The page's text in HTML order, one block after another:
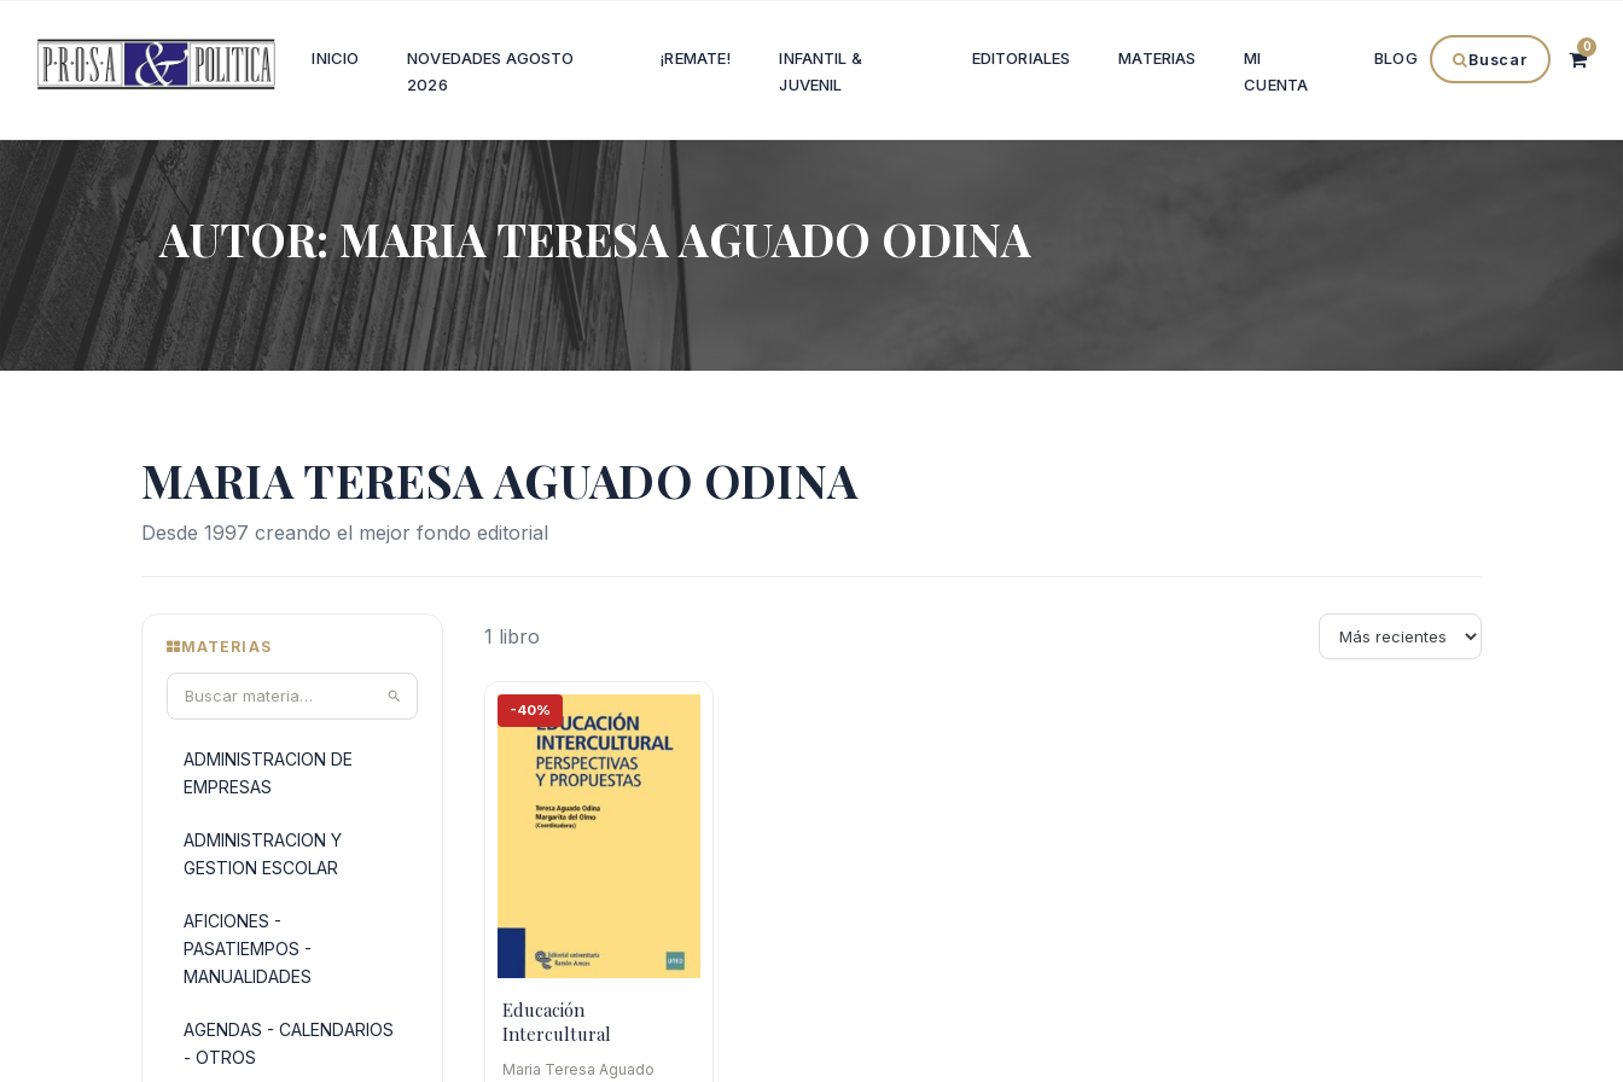
INICIO
NOVEDADES AGOSTO
2026
¡REMATE!
INFANTIL &
JUVENIL
EDITORIALES MATERIAS
MI
CUENTA
BLOG Buscar
0
AUTOR:MARIA TERESA AGUADO ODINA
MARIA TERESA AGUADO ODINA
Desde 1997 creando el mejor fondo editorial
MATERIAS
ADMINISTRACION DE
EMPRESAS
ADMINISTRACION Y
GESTION ESCOLAR
AFICIONES -
PASATIEMPOS -
MANUALIDADES
AGENDAS - CALENDARIOS
- OTROS
1 libro
-40%
Educación
Intercultural
Maria Teresa Aguado